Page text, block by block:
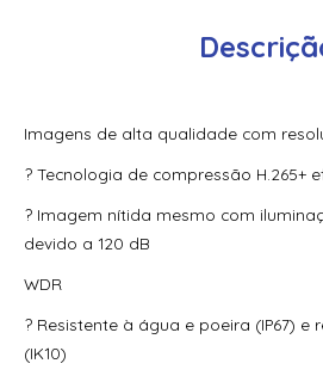
Imagens de alta qualidade com
? Tecnologia de compressão H.265+
? Imagem nítida mesmo com
devido a 120 dB
WDR
? Resistente à água e poeira (IP67) e
(IK10)